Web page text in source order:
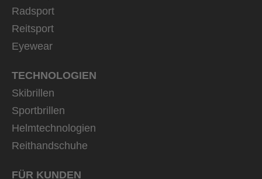
Radsport
Reitsport
Eyewear
TECHNOLOGIEN
Skibrillen
Sportbrillen
Helmtechnologien
Reithandschuhe
FÜR KUNDEN